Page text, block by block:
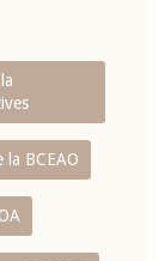
la BCEAO